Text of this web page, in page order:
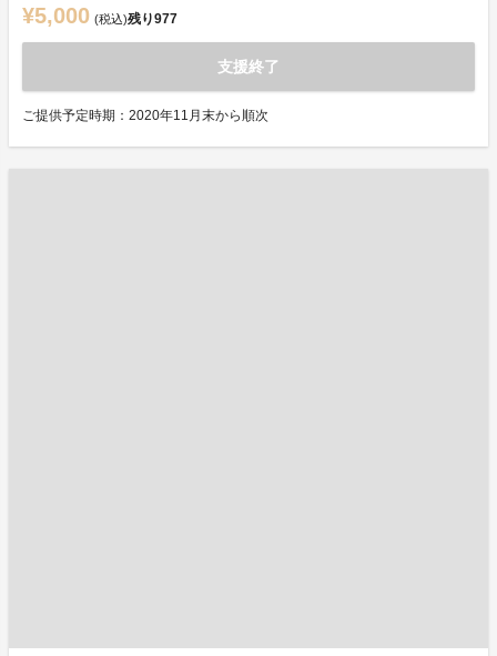
¥5,000 (税込)残り977
支援終了
ご提供予定時期：2020年11月末から順次